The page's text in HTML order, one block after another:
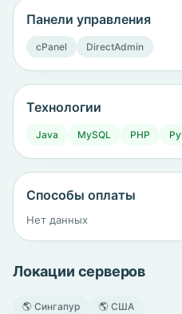
Панели управления
cPanel DirectAdmin
Технологии
Java MySQL PHP
Способы оплаты
Нет данных
Локации серверов
🌎 Сингапур 🌎 США